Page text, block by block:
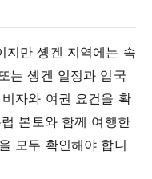
지만 솅겐 지역에는 속
는 솅겐 일정과 입국
자와 여권 요건을 확
본토와 함께 여행한
모두 확인해야 합니